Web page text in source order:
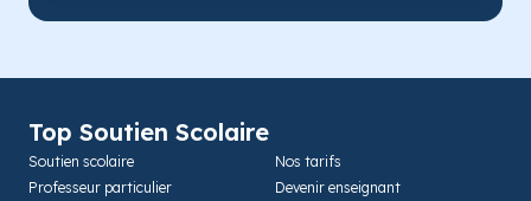
Top Soutien Scolaire
Soutien scolaire
Professeur particulier
Nos tarifs
Devenir enseignant